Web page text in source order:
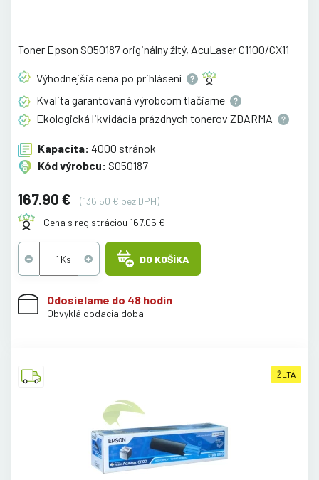
Toner Epson S050187 originálny žltý, AcuLaser C1100/CX11
Výhodnejšia cena po prihlásení
Kvalita garantovaná výrobcom tlačiarne
Ekologická likvidácia prázdnych tonerov ZDARMA
Kapacita: 4000 stránok
Kód výrobcu: S050187
167.90 €
(136.50 € bez DPH)
Cena s registráciou 167.05 €
DO KOŠÍKA
Odosielame do 48 hodín
Obvyklá dodacia doba
ŽLTÁ